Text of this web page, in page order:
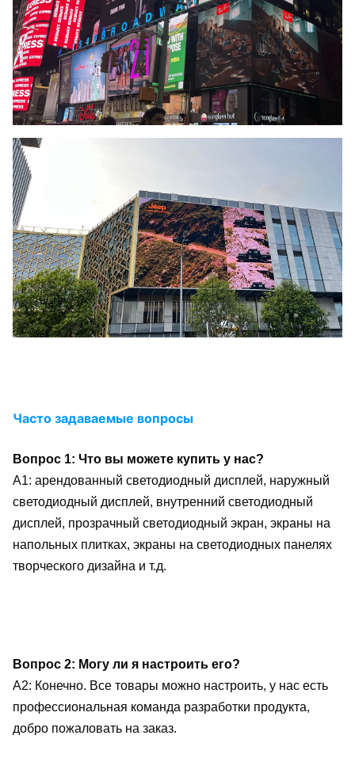
IP-рейтинг: IP67
Тип установки: Установка/подвешивание
Часто задаваемые вопросы
Вопрос 1: Что вы можете купить у нас?
A1: арендованный светодиодный дисплей, наружный
светодиодный дисплей, внутренний светодиодный
дисплей, прозрачный светодиодный экран, экраны на
напольных плитках, экраны на светодиодных панелях
творческого дизайна и т.д.
Вопрос 2: Могу ли я настроить его?
A2: Конечно. Все товары можно настроить, у нас есть
профессиональная команда разработки продукта,
добро пожаловать на заказ.